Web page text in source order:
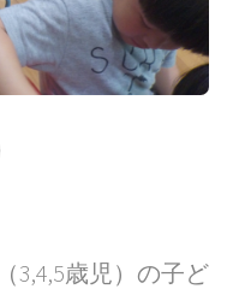
3,4,5歳児）の子ど